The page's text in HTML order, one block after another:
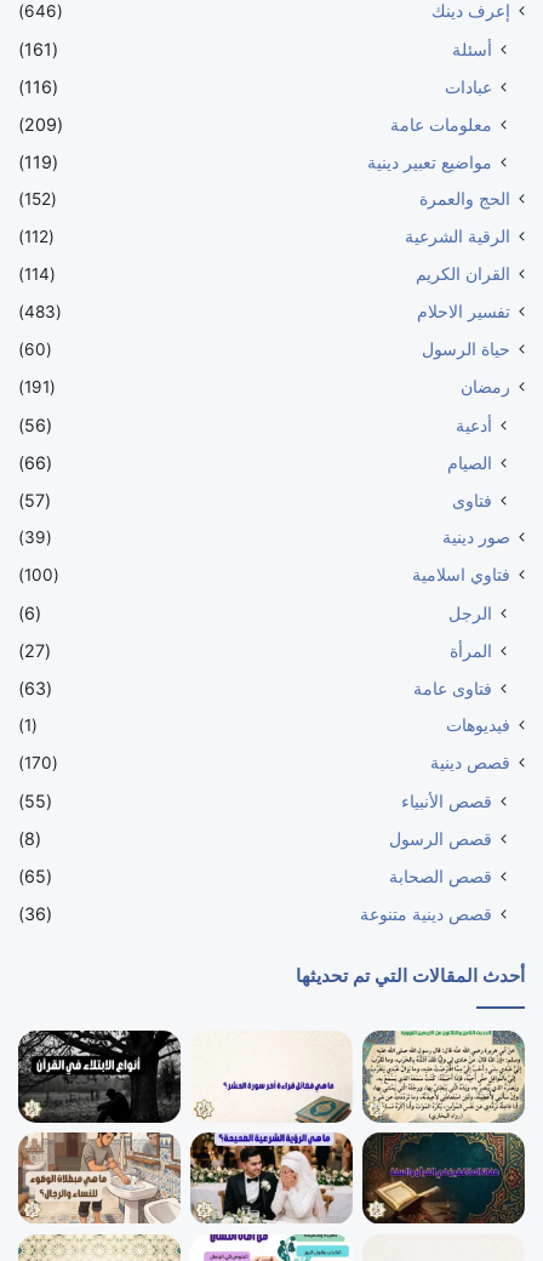
إعرف دينك (646)
أسئلة
(161)
عبادات
(116)
معلومات عامة
(209)
مواضيع تعبير دينية
(119)
الحج والعمرة
(152)
الرقية الشرعية
(112)
القران الكريم
(114)
تفسير الاحلام
(483)
حياة الرسول
(60)
رمضان
(191)
أدعية
(56)
الصيام
(66)
فتاوى
(57)
صور دينية
(39)
فتاوي اسلامية
(100)
الرجل
(6)
المرأة
(27)
فتاوى عامة
(63)
فيديوهات
(1)
قصص دينية
(170)
قصص الأنبياء
(55)
قصص الرسول
(8)
قصص الصحابة
(65)
قصص دينية متنوعة
(36)
أحدث المقالات التي تم تحديثها